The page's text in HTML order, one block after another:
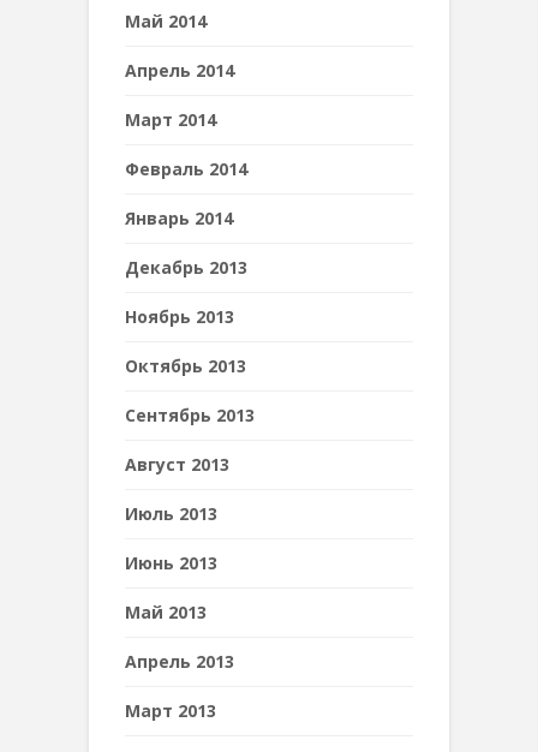
Май 2014
Апрель 2014
Март 2014
Февраль 2014
Январь 2014
Декабрь 2013
Ноябрь 2013
Октябрь 2013
Сентябрь 2013
Август 2013
Июль 2013
Июнь 2013
Май 2013
Апрель 2013
Март 2013